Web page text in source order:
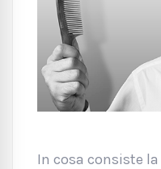
In cosa consiste